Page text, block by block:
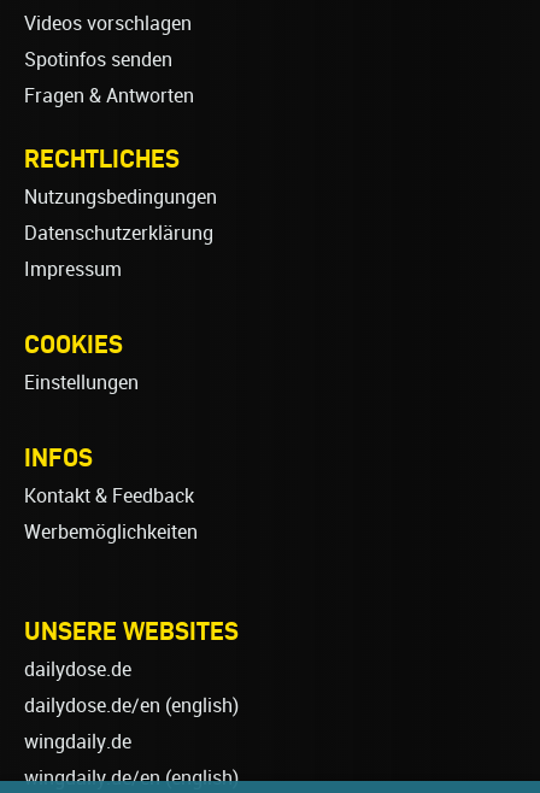
Videos vorschlagen
Spotinfos senden
Fragen & Antworten
RECHTLICHES
Nutzungsbedingungen
Datenschutzerklärung
Impressum
COOKIES
Einstellungen
INFOS
Kontakt & Feedback
Werbemöglichkeiten
UNSERE WEBSITES
dailydose.de
dailydose.de/en (english)
wingdaily.de
wingdaily.de/en(english)